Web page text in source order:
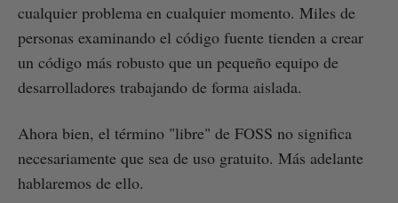
cualquier problema en cualquier momento. Miles de
personas examinando el código fuente tienden a crear
un código más robusto que un pequeño equipo de
desarrolladores trabajando de forma aislada.
Ahora bien, el término "libre" de FOSS no significa
necesariamente que sea de uso gratuito. Más adelante
hablaremos de ello.